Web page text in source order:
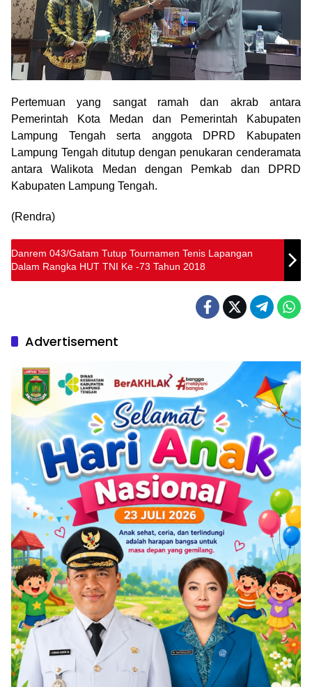
Pertemuan yang sangat ramah dan akrab antara
Pemerintah Kota Medan dan Pemerintah Kabupaten
Lampung Tengah serta anggota DPRD Kabupaten
Lampung Tengah ditutup dengan penukaran cenderamata
antara Walikota Medan dengan Pemkab dan DPRD
Kabupaten Lampung Tengah.
(Rendra)
Danrem 043/Gatam Tutup Tournamen Tenis Lapangan
Dalam Rangka HUT TNI Ke -73 Tahun 2018
Advertisement